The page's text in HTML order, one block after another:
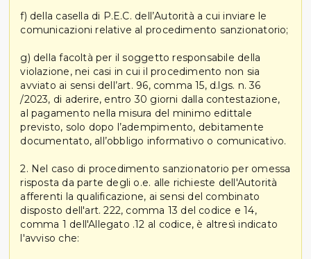
f) della casella di P.E.C. dell’Autorità a cui inviare le
comunicazioni relative al procedimento sanzionatorio;
g) della facoltà per il soggetto responsabile della
violazione, nei casi in cui il procedimento non sia
avviato ai sensi dell’art. 96, comma 15, d.lgs. n. 36
/2023, di aderire, entro 30 giorni dalla contestazione,
al pagamento nella misura del minimo edittale
previsto, solo dopo l’adempimento, debitamente
documentato, all’obbligo informativo o comunicativo.
2. Nel caso di procedimento sanzionatorio per omessa
risposta da parte degli o.e. alle richieste dell'Autorità
afferenti la qualificazione, ai sensi del combinato
disposto dell'art. 222, comma 13 del codice e 14,
comma 1 dell'Allegato .12 al codice, è altresì indicato
l'avviso che: